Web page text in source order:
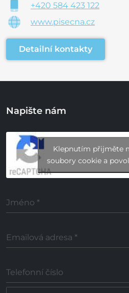
+420 584 423 122
www.pisecna.cz
Detailní kontakty
Napište nám
Klepnutím přijměte
soubory cookie a
Jméno *
Emailová adresa *
Telefonní číslo